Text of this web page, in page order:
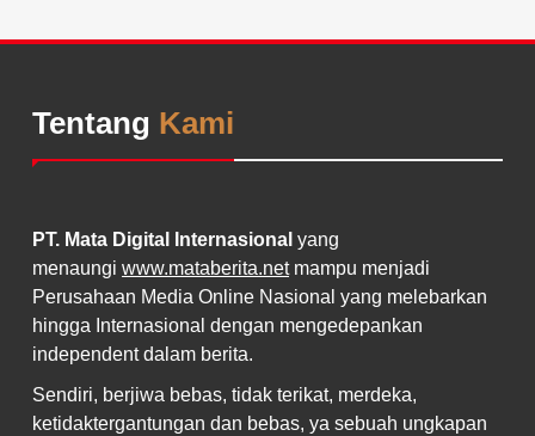
Tentang Kami
PT. Mata Digital Internasional yang
menaungi www.mataberita.netmampu menjadi
Perusahaan Media Online Nasional yang melebarkan
hingga Internasional dengan mengedepankan
independent dalam berita.
Sendiri, berjiwa bebas, tidak terikat, merdeka,
ketidaktergantungan dan bebas, ya sebuah ungkapan